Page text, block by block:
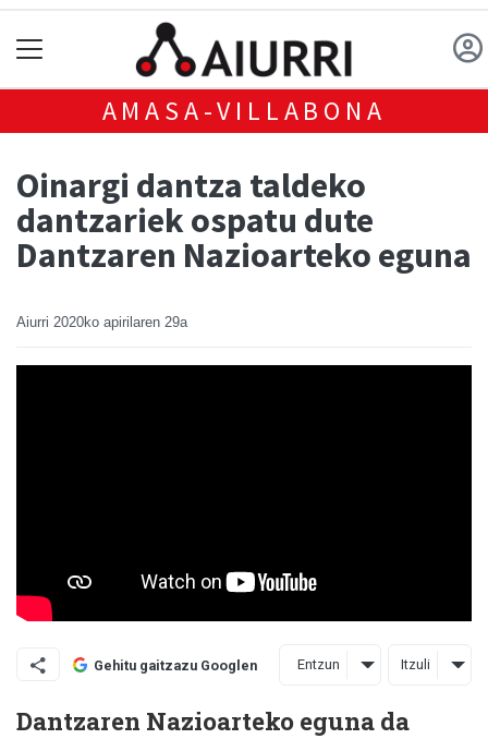
AMASA-VILLABONA
Oinargi dantza taldeko
dantzariek ospatu dute
Dantzaren Nazioarteko eguna
Aiurri 2020ko apirilaren 29a
Gehitu gaitzazu Googlen Entzun Itzuli
Dantzaren Nazioarteko eguna da